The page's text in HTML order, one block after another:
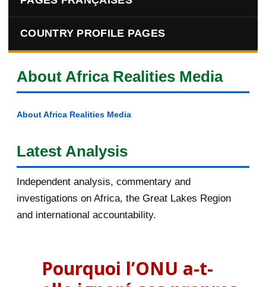
COUNTRY PROFILE PAGES
About Africa Realities Media
About Africa Realities Media
Latest Analysis
Independent analysis, commentary and
investigations on Africa, the Great Lakes Region
and international accountability.
Pourquoi l’ONU a-t-